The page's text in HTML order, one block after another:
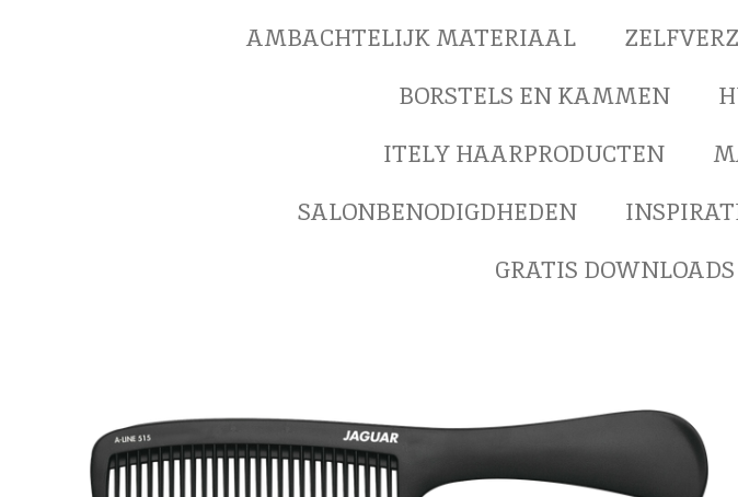
AMBACHTELIJK MATERIAAL
BORSTELS EN KAMMEN
ITELY HAARPRODUCTEN
SALONBENODIGDHEDEN
GRATIS DOWNLOADS